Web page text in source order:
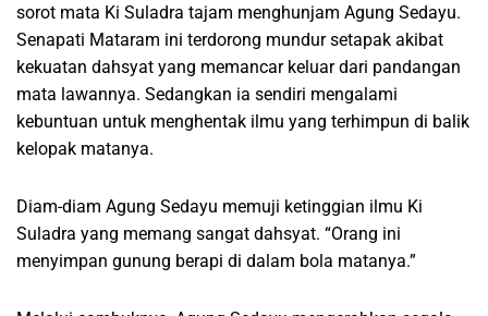
sorot mata Ki Suladra tajam menghunjam Agung Sedayu.
Senapati Mataram ini terdorong mundur setapak akibat
kekuatan dahsyat yang memancar keluar dari pandangan
mata lawannya. Sedangkan ia sendiri mengalami
kebuntuan untuk menghentak ilmu yang terhimpun di balik
kelopak matanya.
Diam-diam Agung Sedayu memuji ketinggian ilmu Ki
Suladra yang memang sangat dahsyat. “Orang ini
menyimpan gunung berapi di dalam bola matanya.”